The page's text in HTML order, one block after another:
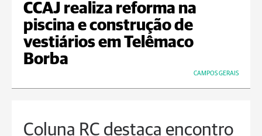
CCAJ realiza reforma na
piscina e construção de
vestiários em Telêmaco
Borba
CAMPOS GERAIS
Coluna RC destaca encontro